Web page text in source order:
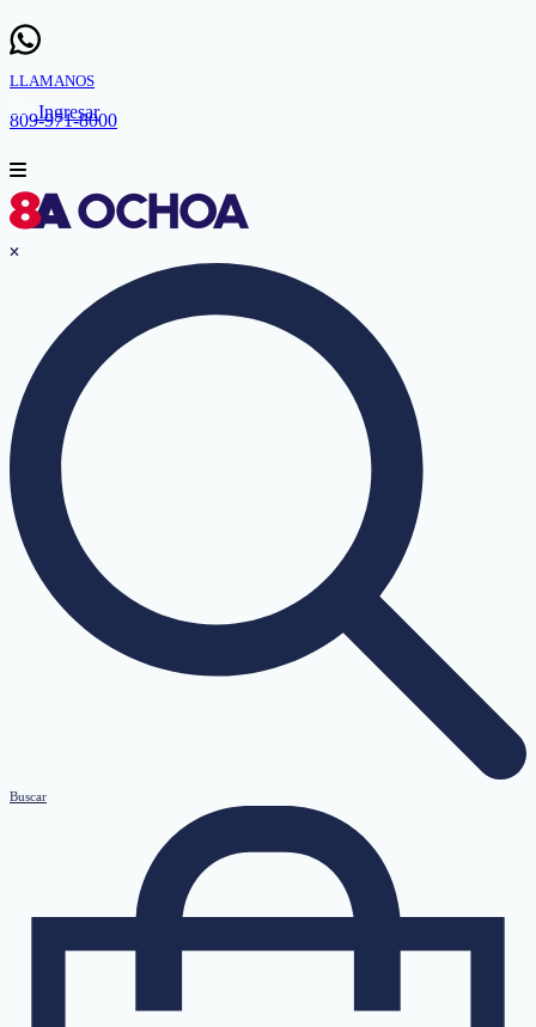
LLAMANOS
809-971-8000
Ingresar
Buscar